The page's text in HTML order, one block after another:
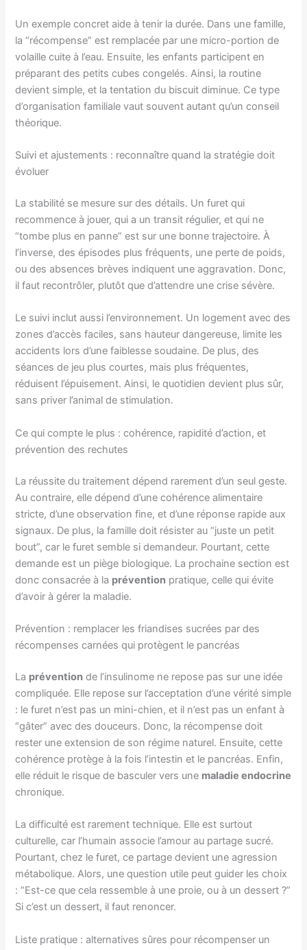
Un exemple concret aide à tenir la durée. Dans une famille,
la “récompense” est remplacée par une micro-portion de
volaille cuite à l’eau. Ensuite, les enfants participent en
préparant des petits cubes congelés. Ainsi, la routine
devient simple, et la tentation du biscuit diminue. Ce type
d’organisation familiale vaut souvent autant qu’un conseil
théorique.
Suivi et ajustements : reconnaître quand la stratégie doit
évoluer
La stabilité se mesure sur des détails. Un furet qui
recommence à jouer, qui a un transit régulier, et qui ne
“tombe plus en panne” est sur une bonne trajectoire. À
l’inverse, des épisodes plus fréquents, une perte de poids,
ou des absences brèves indiquent une aggravation. Donc,
il faut recontrôler, plutôt que d’attendre une crise sévère.
Le suivi inclut aussi l’environnement. Un logement avec des
zones d’accès faciles, sans hauteur dangereuse, limite les
accidents lors d’une faiblesse soudaine. De plus, des
séances de jeu plus courtes, mais plus fréquentes,
réduisent l’épuisement. Ainsi, le quotidien devient plus sûr,
sans priver l’animal de stimulation.
Ce qui compte le plus : cohérence, rapidité d’action, et
prévention des rechutes
La réussite du traitement dépend rarement d’un seul geste.
Au contraire, elle dépend d’une cohérence alimentaire
stricte, d’une observation fine, et d’une réponse rapide aux
signaux. De plus, la famille doit résister au “juste un petit
bout”, car le furet semble si demandeur. Pourtant, cette
demande est un piège biologique. La prochaine section est
donc consacrée à la prévention pratique, celle qui évite
d’avoir à gérer la maladie.
Prévention : remplacer les friandises sucrées par des
récompenses carnées qui protègent le pancréas
La prévention de l’insulinome ne repose pas sur une idée
compliquée. Elle repose sur l’acceptation d’une vérité simple
: le furet n’est pas un mini-chien, et il n’est pas un enfant à
“gâter” avec des douceurs. Donc, la récompense doit
rester une extension de son régime naturel. Ensuite, cette
cohérence protège à la fois l’intestin et le pancréas. Enfin,
elle réduit le risque de basculer vers une maladie endocrine
chronique.
La difficulté est rarement technique. Elle est surtout
culturelle, car l’humain associe l’amour au partage sucré.
Pourtant, chez le furet, ce partage devient une agression
métabolique. Alors, une question utile peut guider les choix
: “Est-ce que cela ressemble à une proie, ou à un dessert ?”
Si c’est un dessert, il faut renoncer.
Liste pratique : alternatives sûres pour récompenser un